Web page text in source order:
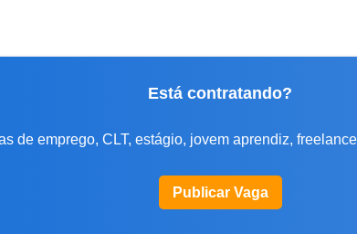
Está contratando?
de emprego, CLT, estágio, jovem aprendiz,
Publicar Vaga